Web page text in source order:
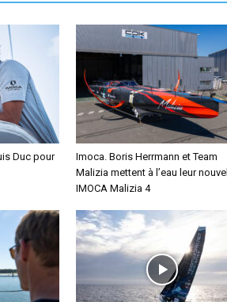
Duc pour
Imoca. Boris Herrmann et Team
Malizia mettent à l’eau leur nouvel
IMOCA Malizia 4